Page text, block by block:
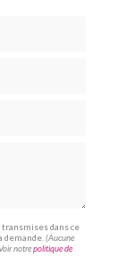
dans ce
demande.(Aucune
notrepolitique de